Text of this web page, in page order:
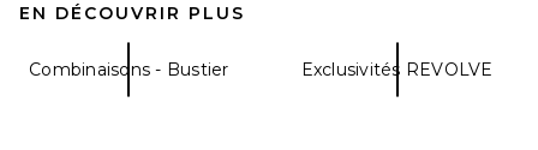
EN DÉCOUVRIR PLUS
Combinaisons - Bustier Exclusivités REVOLVE